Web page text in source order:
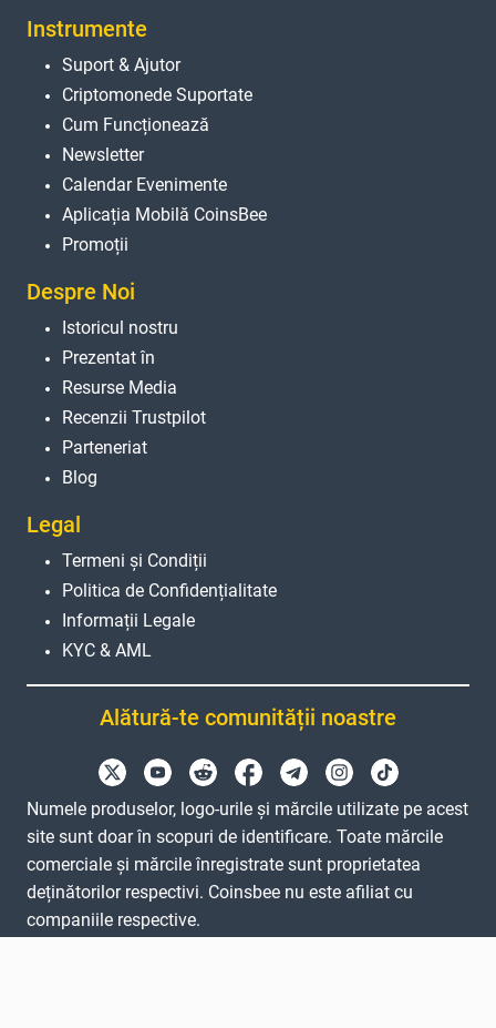
Instrumente
Suport & Ajutor
Criptomonede Suportate
Cum Funcționează
Newsletter
Calendar Evenimente
Aplicația Mobilă CoinsBee
Promoții
Despre Noi
Istoricul nostru
Prezentat în
Resurse Media
Recenzii Trustpilot
Parteneriat
Blog
Legal
Termeni și Condiții
Politica de Confidențialitate
Informații Legale
KYC & AML
Alătură-te comunității noastre
Numele produselor, logo-urile și mărcile utilizate pe acest
site sunt doar în scopuri de identificare. Toate mărcile
comerciale și mărcile înregistrate sunt proprietatea
deținătorilor respectivi. Coinsbee nu este afiliat cu
companiile respective.